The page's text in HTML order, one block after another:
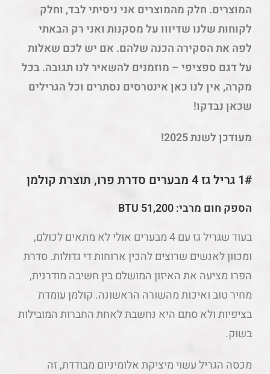
המוצרים. חלק מהמוצרים אני ניסיתי לבד, וחלק
לקוחות שלנו שדיווו על מסקנות ואני רק הבאתי
לפה את הסקירה הכנה שלהם. אם יש לכם שאלות
על דגם ספציפי – מוזמנים להשאיר לנו תגובה. בכל
מקרה, אין לנו כאן אינטרסים נסתרים וכל הגרילים
שכאן נבדקו!
מעודכן לשנת 2025!
1# גריל גז 4 מבערים סדרת פרו, תוצרת קולמן
הספק חום מרבי:
51,200 BTU
בעוד שגריל גז עם 4 מבערים אולי לא מתאים לכולם,
ומכוון לאנשים שרוצים להכין ארוחות די גדולות. סדרת
הפרו מציעה את האיזון המושלם בין חשיבה מודרנית,
מחיר טוב ואיכות מהשורה הראשונה. קולמן עומדת
בציפיות ולא סתם היא נחשבת לאחת החברות המובילות
בשוק.
מכסה הגריל עשוי מיציקת אלומיניום מבודדת, זה